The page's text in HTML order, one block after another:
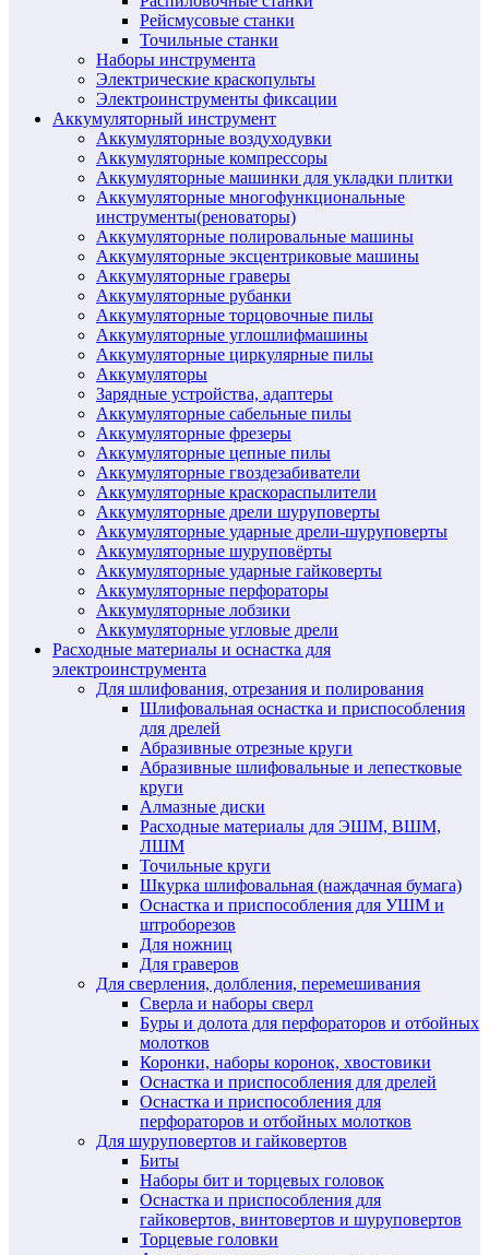
Рейсмусовые станки
Точильные станки
Наборы инструмента
Электрические краскопульты
Электроинструменты фиксации
Аккумуляторный инструмент
Аккумуляторные воздуходувки
Аккумуляторные компрессоры
Аккумуляторные машинки для укладки плитки
Аккумуляторные многофункциональные
инструменты(реноваторы)
Аккумуляторные полировальные машины
Аккумуляторные эксцентриковые машины
Аккумуляторные граверы
Аккумуляторные рубанки
Аккумуляторные торцовочные пилы
Аккумуляторные углошлифмашины
Аккумуляторные циркулярные пилы
Аккумуляторы
Зарядные устройства, адаптеры
Аккумуляторные сабельные пилы
Аккумуляторные фрезеры
Аккумуляторные цепные пилы
Аккумуляторные гвоздезабиватели
Аккумуляторные краскораспылители
Аккумуляторные дрели шуруповерты
Аккумуляторные ударные дрели-шуруповерты
Аккумуляторные шуруповёрты
Аккумуляторные ударные гайковерты
Аккумуляторные перфораторы
Аккумуляторные лобзики
Аккумуляторные угловые дрели
Расходные материалы и оснастка для
электроинструмента
Для шлифования, отрезания и полирования
Шлифовальная оснастка и приспособления
для дрелей
Абразивные отрезные круги
Абразивные шлифовальные и лепестковые
круги
Алмазные диски
Расходные материалы для ЭШМ, ВШМ,
ЛШМ
Точильные круги
Шкурка шлифовальная (наждачная бумага)
Оснастка и приспособления для УШМ и
штроборезов
Для ножниц
Для граверов
Для сверления, долбления, перемешивания
Сверла и наборы сверл
Буры и долота для перфораторов и отбойных
молотков
Коронки, наборы коронок, хвостовики
Оснастка и приспособления для дрелей
Оснастка и приспособления для
перфораторов и отбойных молотков
Для шуруповертов и гайковертов
Биты
Наборы бит и торцевых головок
Оснастка и приспособления для
гайковертов, винтовертов и шуруповертов
Торцевые головки